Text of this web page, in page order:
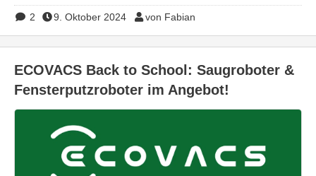
2 9. Oktober 2024 von Fabian
ECOVACS Back to School: Saugroboter &
Fensterputzroboter im Angebot!